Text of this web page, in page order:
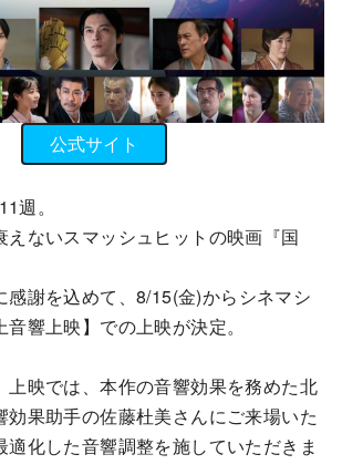
公式サイト
週。
ないスマッシュヒットの映画『国
謝を込めて、8/15(金)からシネマシ
響上映】での上映が決定。
映では、本作の音響効果を務めた北
効果助手の佐藤杜美さんにご来場いた
適化した音響調整を施していただきま